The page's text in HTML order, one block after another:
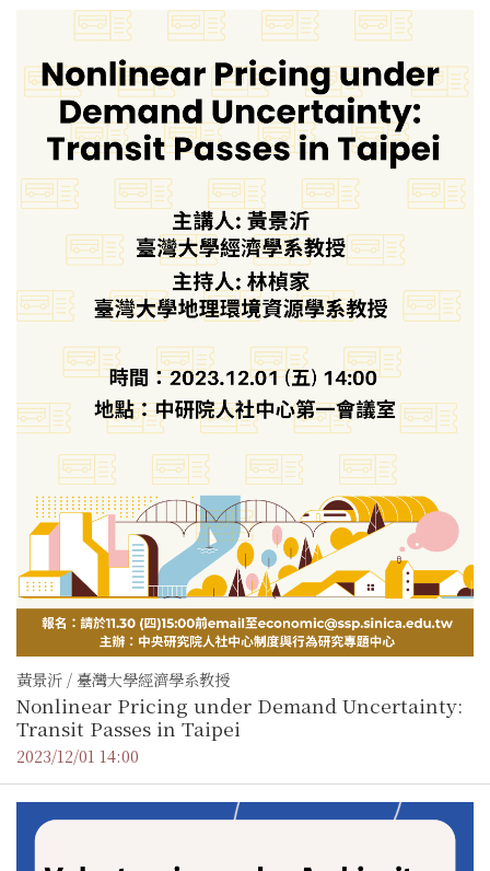
黃景沂 / 臺灣大學經濟學系教授
Nonlinear Pricing under Demand Uncertainty:
Transit Passes in Taipei
2023/12/01 14:00